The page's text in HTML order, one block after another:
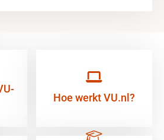
Hoe werkt VU.nl?